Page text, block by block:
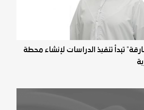
تبدأ تنفيذ الدراسات لإنشاء محطة